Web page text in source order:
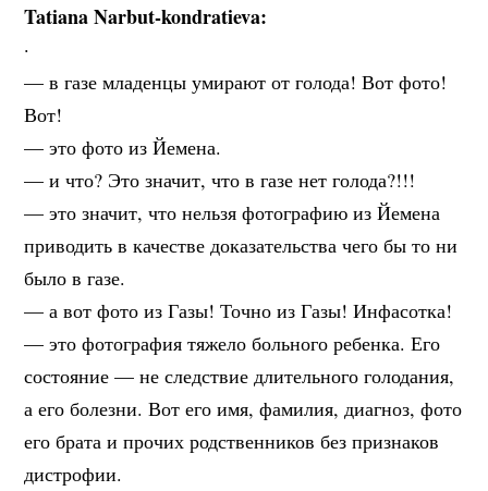
Tatiana Narbut-kondratieva:
·
— в газе младенцы умирают от голода! Вот фото!
Вот!
— это фото из Йемена.
— и что? Это значит, что в газе нет голода?!!!
— это значит, что нельзя фотографию из Йемена
приводить в качестве доказательства чего бы то ни
было в газе.
— а вот фото из Газы! Точно из Газы! Инфасотка!
— это фотография тяжело больного ребенка. Его
состояние — не следствие длительного голодания,
а его болезни. Вот его имя, фамилия, диагноз, фото
его брата и прочих родственников без признаков
дистрофии.